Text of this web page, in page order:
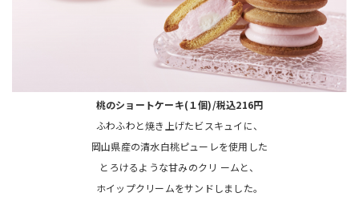
桃のショートケーキ(１個)/税込216円
ふわふわと焼き上げたビスキュイに、
岡山県産の清水白桃ピューレを使用した
とろけるような甘みのクリ ームと、
ホイップクリームをサンドしました。